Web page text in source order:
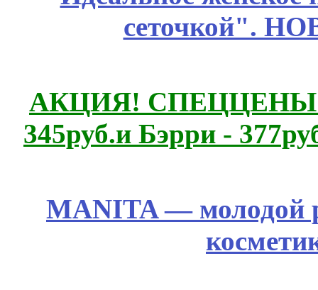
сеточкой".
АКЦИЯ! СПЕЦЦЕНЫ
345руб.и Бэрри -
MANITA — молодой